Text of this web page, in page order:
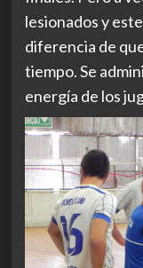
lesionados y
diferencia de
tiempo. Se
energía de los